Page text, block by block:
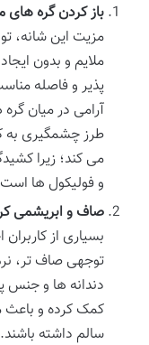
باز کردن گره
مزیت این شانه،
ملایم و بدون
پذیر و فاصله
آرامی در میان گره
طرز چشمگیری
می کند؛ زیرا
و فولیکول ها
صاف و ابریشمی
بسیاری از
توجهی صاف تر،
دندانه ها و جنس
کمک کرده و
سالم داشته